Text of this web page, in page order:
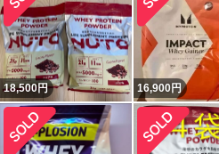
18,500円 16,900円